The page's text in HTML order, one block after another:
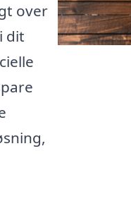
over
dit